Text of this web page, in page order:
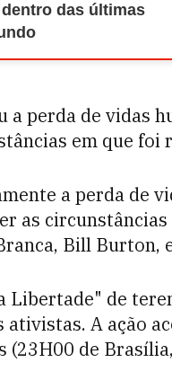
das últimas
perda de vidas
em que foi
a perda de
as circunstâncias
Bill Burton,
Libertade" de
A ação
de